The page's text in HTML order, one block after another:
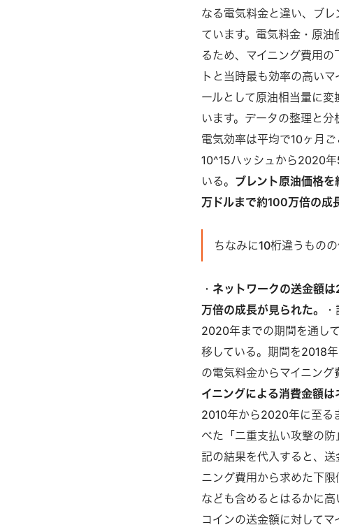
なる電気料金と違い、ブ
ています。電気料金・原
るため、マイニング費用
トと当時最も効率の高い
ールとして原油相当量に
います。データの整理と
電気効率は平均で10ヶ月
10^15ハッシュから2020
いる。 ブレント原油価格
万ドルまで約100万倍の成
ちなみに10桁違うもの
・ ネットワークの送金額
万倍の成長が見られた。
2020年までの期間を通し
移している。期間を2018
の電気料金からマイニン
イニングによる消費金額
2010年から2020年に至る
べた「二重支払い攻撃の
記の結果を代入すると、
ニング費用から求めた下
なども含めるとはるかに
コインの送金額に対して